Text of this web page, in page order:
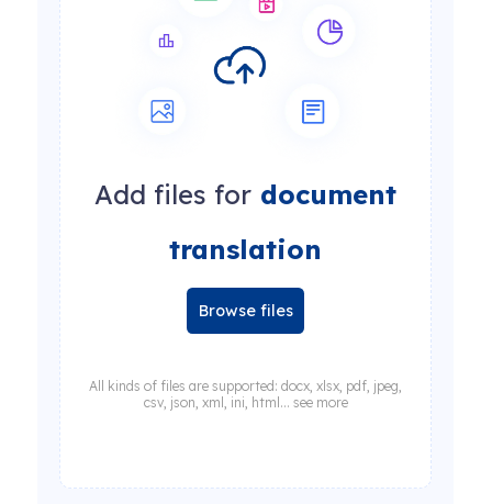
Add files for document
translation
Browse files
All kinds of files are supported: docx, xlsx, pdf, jpeg,
csv, json, xml, ini, html... see more